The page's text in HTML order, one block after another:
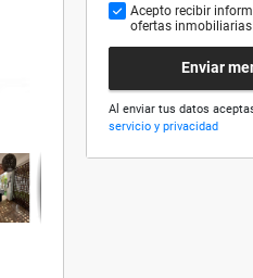
Acepto recibir
ofertas inmobiliarias
Enviar
Al enviar tus datos
servicio y privacidad